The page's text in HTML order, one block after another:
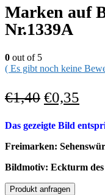
Marken auf
Nr.1339A
0 out of 5
( Es gibt noch keine
€1,40 €0,35
Das gezeigte Bild
Freimarken:
Bildmotiv: Eckturm des
Produkt anfragen